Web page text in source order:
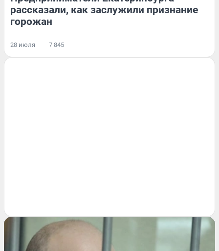
рассказали, как заслужили признание
горожан
28 июля 7 845